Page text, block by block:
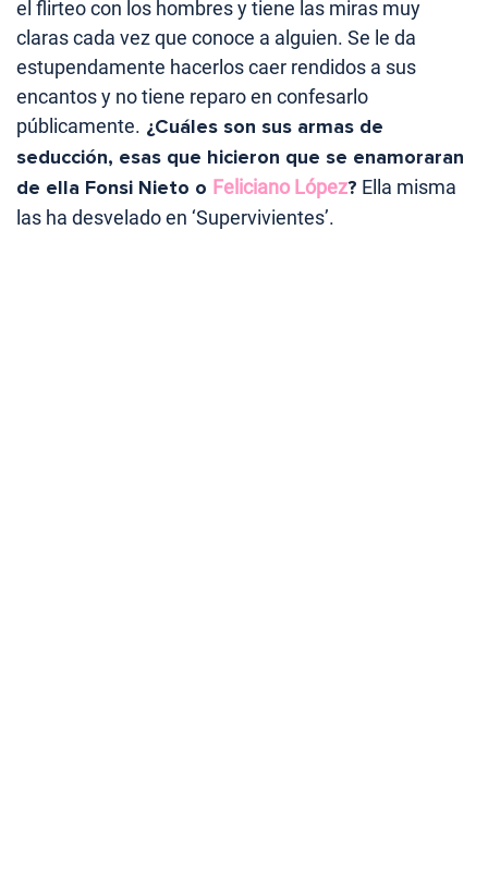
el flirteo con los hombres y tiene las miras muy
claras cada vez que conoce a alguien. Se le da
estupendamente hacerlos caer rendidos a sus
encantos y no tiene reparo en confesarlo
públicamente. ¿Cuáles son sus armas de
seducción, esas que hicieron que se enamoraran
de ella Fonsi Nieto o Feliciano López? Ella misma
las ha desvelado en ‘Supervivientes’.